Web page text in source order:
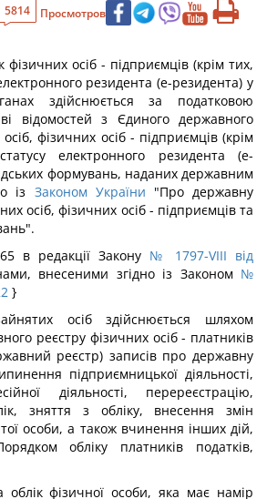
5814 Просмотров
фізичних осіб - підприємців (крім тих,
резидента (е-резидента) у
здійснюється за податковою
відомостей з Єдиного державного
фізичних осіб - підприємців (крім
електронного резидента (е-
формувань, наданих державним
із Законом України "Про державну
осіб, фізичних осіб - підприємців та
в редакції Закону № 1797-VIII від
внесеними згідно із Законом №
}
осіб здійснюється шляхом
реєстру фізичних осіб - платників
реєстр) записів про державну
підприємницької діяльності,
діяльності, перереєстрацію,
зняття з обліку, внесення змін
особи, а також вчинення інших дій,
обліку платників податків,
фізичної особи, яка має намір